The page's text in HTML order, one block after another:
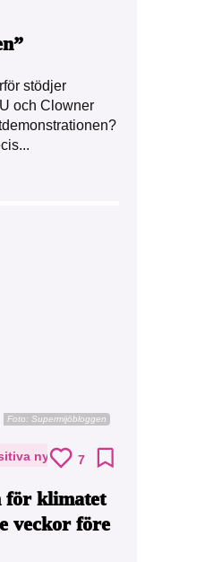
stödjer
och Clowner
Foto: Supermijöbloggen
nyheter7
för klimatet
veckor före